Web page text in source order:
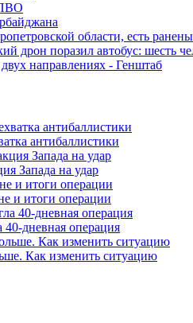
ПВО
области, есть
дрон поразил автобус: шесть
направлениях - Генштаб
антибаллистики
Запада на удар
и итоги операции
40-дневная операция
Как изменить ситуацию